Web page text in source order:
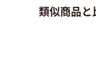
類似商品と